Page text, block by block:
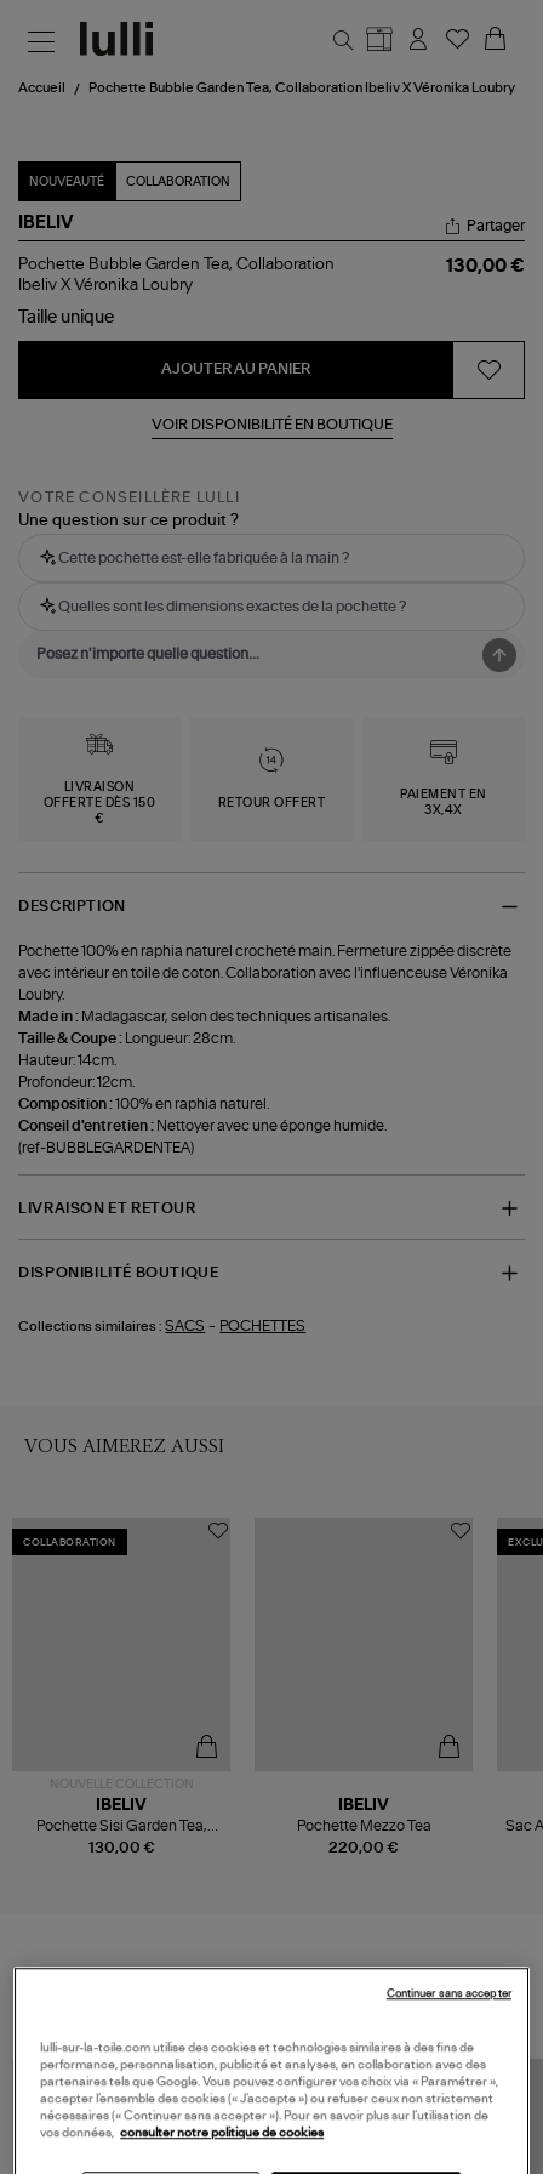
Accueil Pochette Bubble Garden Tea, Collaboration Ibeliv X Véronika Loubry
NOUVEAUTÉ COLLABORATION
IBELIV
Pochette
Bubble
Tea,
Collaboration
Véronika
Partager
Pochette Bubble Garden Tea, Collaboration
Ibeliv X Véronika Loubry
130,00 €
Taille unique
AJOUTER AU PANIER
VOIR DISPONIBILITÉ EN BOUTIQUE
VOTRE CONSEILLÈRE LULLI
Une question sur ce produit ?
Cette pochette est-elle fabriquée à la main ?
Quelles sont les dimensions exactes de la pochette ?
LIVRAISON
OFFERTE DÈS 150
€
RETOUR OFFERT
PAIEMENT EN
3X,4X
DESCRIPTION
Pochette 100% en raphia naturel crocheté main. Fermeture zippée discrète
avec intérieur en toile de coton. Collaboration avec l'influenceuse Véronika
Loubry.
Made in : Madagascar, selon des techniques artisanales.
Taille & Coupe :
Longueur: 28cm.
Hauteur: 14cm.
Profondeur: 12cm.
Composition :100% en raphia naturel.
Conseil d'entretien : Nettoyer avec une éponge humide.
(ref-BUBBLEGARDENTEA)
LIVRAISON ET RETOUR
DISPONIBILITÉ BOUTIQUE
Collections similaires : SACS - POCHETTES
VOUS AIMEREZ AUSSI
COLLABORATION
NOUVELLE COLLECTION
130,00 €
IBELIV
Pochette Sisi Garden Tea,
Collaboration Ibeliv x Véronika
220,00 €
IBELIV
Pochette Mezzo Tea Sac
lulli-sur-la-toile.com utilise des cookies et technologies similaires à des fins de
performance, personnalisation, publicité et analyses, en collaboration avec des
partenaires tels que Google. Vous pouvez configurer vos choix via « Paramétrer »,
accepter l’ensemble des cookies (« J’accepte ») ou refuser ceux non strictement
nécessaires (« Continuer sans accepter »). Pour en savoir plus sur l’utilisation de
vos données,
consulter notre politique de cookies
Continuer sans accepter